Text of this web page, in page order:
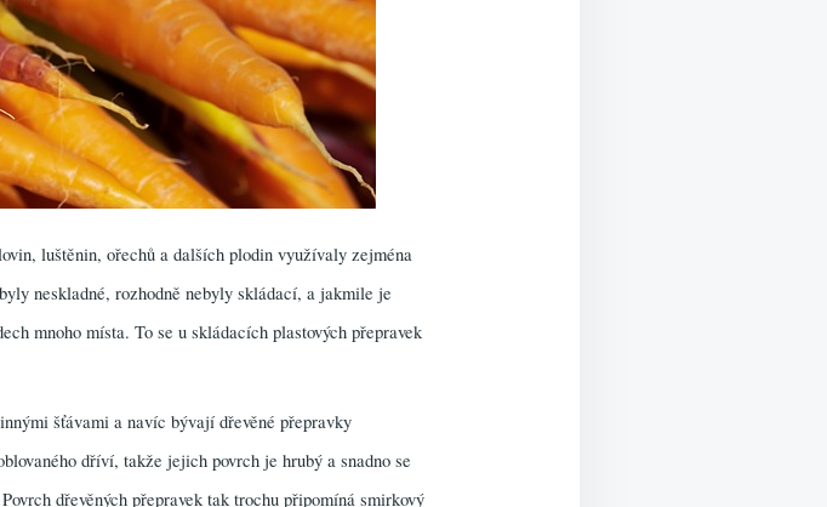
luštěnin, ořechů a dalších plodin využívaly zejména
neskladné, rozhodně nebyly skládací, a jakmile je
mnoho místa. To se u skládacích plastových přepravek
šťávami a navíc bývají dřevěné přepravky
dříví, takže jejich povrch je hrubý a snadno se
dřevěných přepravek tak trochu připomíná smirkový